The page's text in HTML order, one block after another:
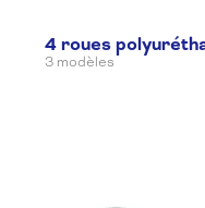
4 roues
3 modèles